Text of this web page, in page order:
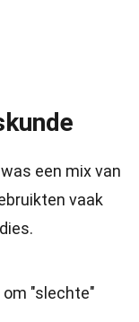
een mix van
vaak
"slechte"